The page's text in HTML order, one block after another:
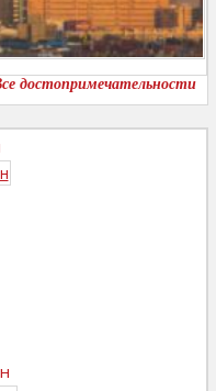
достопримечательности